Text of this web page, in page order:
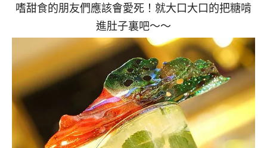
嗜甜食的朋友們應該會愛死！就大口大口的把糖啃
進肚子裏吧～～